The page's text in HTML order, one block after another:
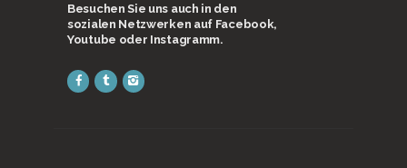
Besuchen Sie uns auch in den
sozialen Netzwerken auf Facebook,
Youtube oder Instagramm.